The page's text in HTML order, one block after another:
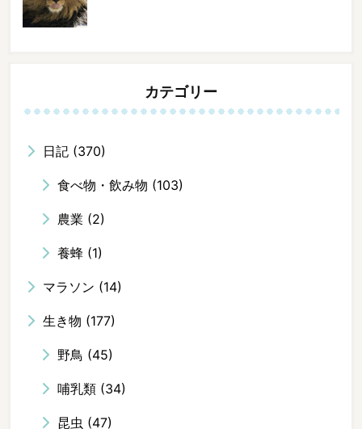
カテゴリー
日記 (370)
食べ物・飲み物 (103)
農業 (2)
養蜂 (1)
マラソン (14)
生き物 (177)
野鳥 (45)
哺乳類 (34)
昆虫 (47)